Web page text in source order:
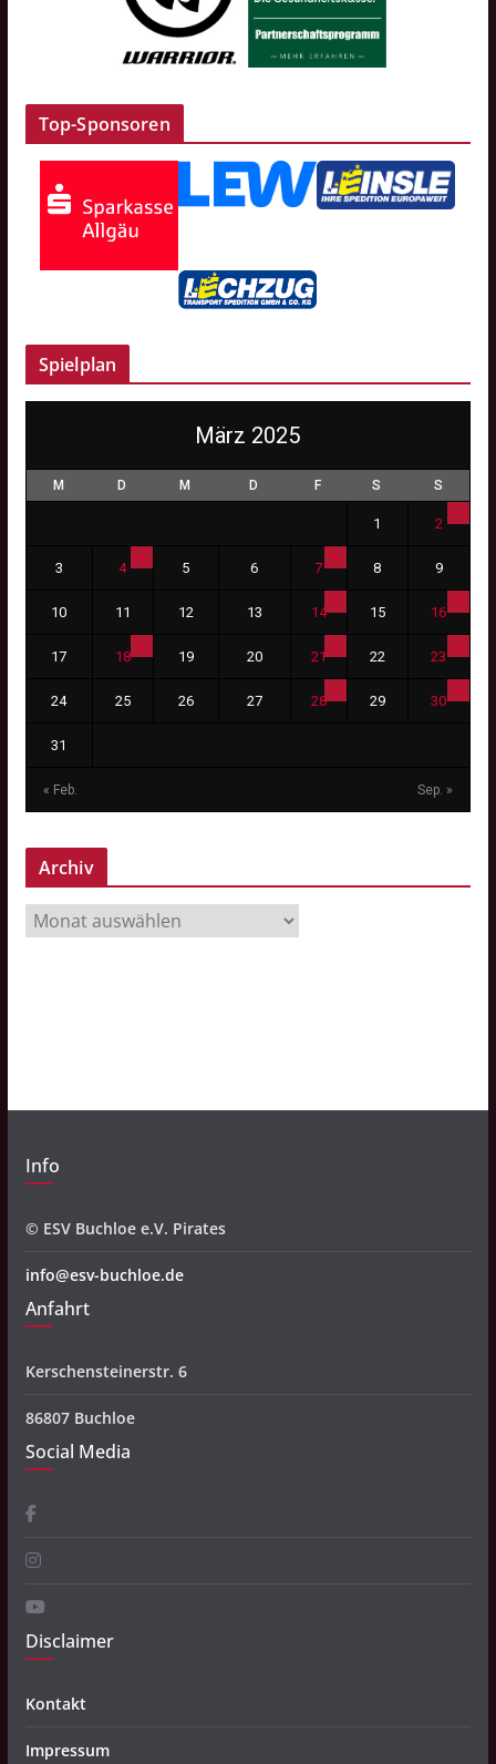
Top-Sponsoren
Spielplan
März 2025
M D M D F S S
« Feb. Sep. »
1 2
3 4 5 6 7 8 9
10 11 12 13 14 15 16
17 18 19 20 21 22 23
24 25 26 27 28 29 30
31
Archiv
Info
© ESV Buchloe e.V. Pirates
info@esv-buchloe.de
Anfahrt
Kerschensteinerstr. 6
86807 Buchloe
Social Media
Disclaimer
Kontakt
Impressum